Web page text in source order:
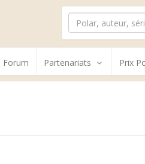
Forum Partenariats Prix